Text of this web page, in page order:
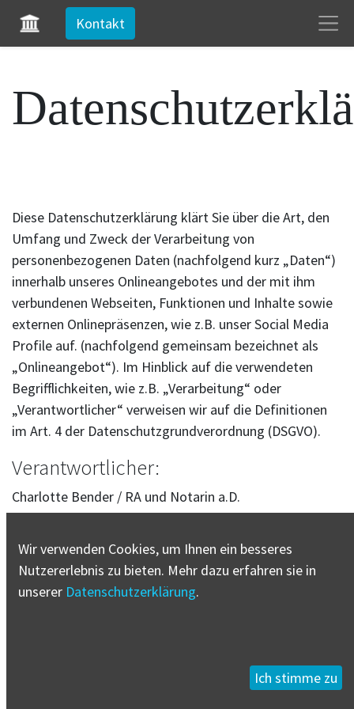
Kontakt
Diese Datenschutzerklärung klärt Sie über die Art, den
Umfang und Zweck der Verarbeitung von
personenbezogenen Daten (nachfolgend kurz „Daten“)
innerhalb unseres Onlineangebotes und der mit ihm
verbundenen Webseiten, Funktionen und Inhalte sowie
externen Onlinepräsenzen, wie z.B. unser Social Media
Profile auf. (nachfolgend gemeinsam bezeichnet als
„Onlineangebot“). Im Hinblick auf die verwendeten
Begrifflichkeiten, wie z.B. „Verarbeitung“ oder
„Verantwortlicher“ verweisen wir auf die Definitionen
im Art. 4 der Datenschutzgrundverordnung (DSGVO).
Verantwortlicher:
Charlotte Bender / RA und Notarin a.D.
Dornwegshöherstr. 6
64367 Mühltal, Germany
E-Mailadresse: info@kanzlei-ch-bender.de
Geschäftsführer/ Inhaber: Charlotte Bender
https://www.notarin-
Arten der verarbeiteten Daten:
- Bestandsdaten (z.B., Namen, Adressen).
Wir verwenden Cookies, um Ihnen ein besseres
Nutzererlebnis zu bieten. Mehr dazu erfahren sie in
unserer Datenschutzerklärung.
Ich stimme zu